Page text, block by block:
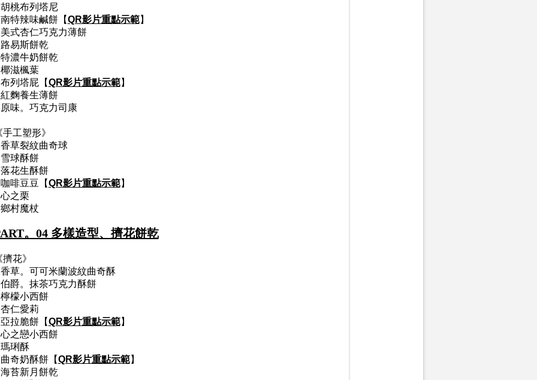
桃布列塔尼
特辣味鹹餅【QR影片重點示範】
式杏仁巧克力薄餅
易斯餅乾
濃牛奶餅乾
滋楓葉
列塔屁【QR影片重點示範】
麴養生薄餅
味。巧克力司康
手工塑形》
草裂紋曲奇球
球酥餅
花生酥餅
啡豆豆【QR影片重點示範】
之栗
村魔杖
。04 多樣造型、擠花餅乾
花》
草。可可米蘭波紋曲奇酥
爵。抹茶巧克力酥餅
檬小西餅
仁愛莉
拉脆餅【QR影片重點示範】
之戀小西餅
琍酥
奇奶酥餅【QR影片重點示範】
苔新月餅乾